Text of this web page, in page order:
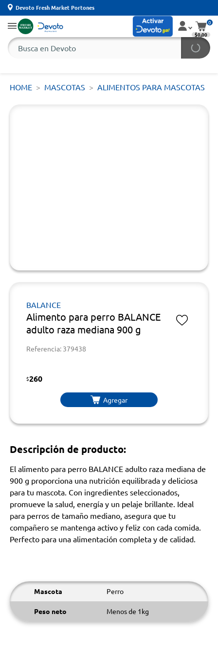
Devoto Fresh Market Portones
0
$0,00
HOME MASCOTAS ALIMENTOS PARA MASCOTAS
BALANCE
Alimento para perro BALANCE
adulto raza mediana 900 g
Referencia: 379438
$260
Agregar
Descripción de producto:
El alimento para perro BALANCE adulto raza mediana de
900 g proporciona una nutrición equilibrada y deliciosa
para tu mascota. Con ingredientes seleccionados,
promueve la salud, energía y un pelaje brillante. Ideal
para perros de tamaño mediano, asegura que tu
compañero se mantenga activo y feliz con cada comida.
Perfecto para una alimentación completa y de calidad.
Mascota Perro
Peso neto Menos de 1kg